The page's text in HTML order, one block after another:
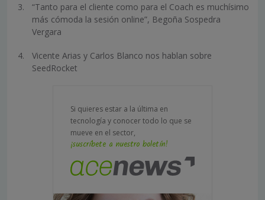
“Tanto para el cliente como para el Coach es muchísimo
más cómoda la sesión online”, Begoña Sospedra
Vergara
Vicente Arias y Carlos Blanco nos hablan sobre
SeedRocket
Si quieres estar a la última en
tecnología y conocer todo lo que se
mueve en el sector,
¡suscríbete a nuestro boletín!